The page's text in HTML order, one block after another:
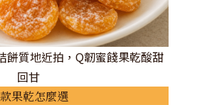
餅質地近拍，Q韌蜜餞果乾酸甜
回甘
果乾怎麼選